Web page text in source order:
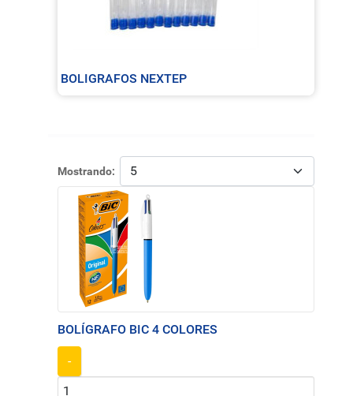
BOLIGRAFOS NEXTEP
Mostrando:
BOLÍGRAFO BIC 4 COLORES
-